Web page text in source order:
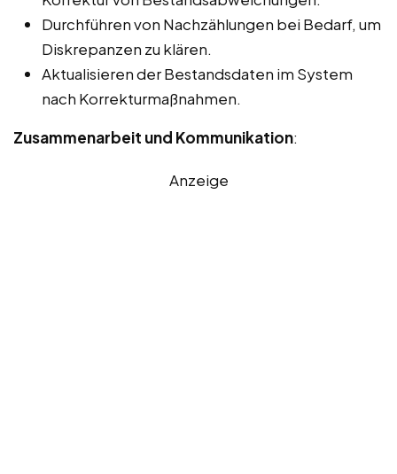
Durchführen von Nachzählungen bei Bedarf, um
Diskrepanzen zu klären.
Aktualisieren der Bestandsdaten im System
nach Korrekturmaßnahmen.
Zusammenarbeit und Kommunikation:
Anzeige